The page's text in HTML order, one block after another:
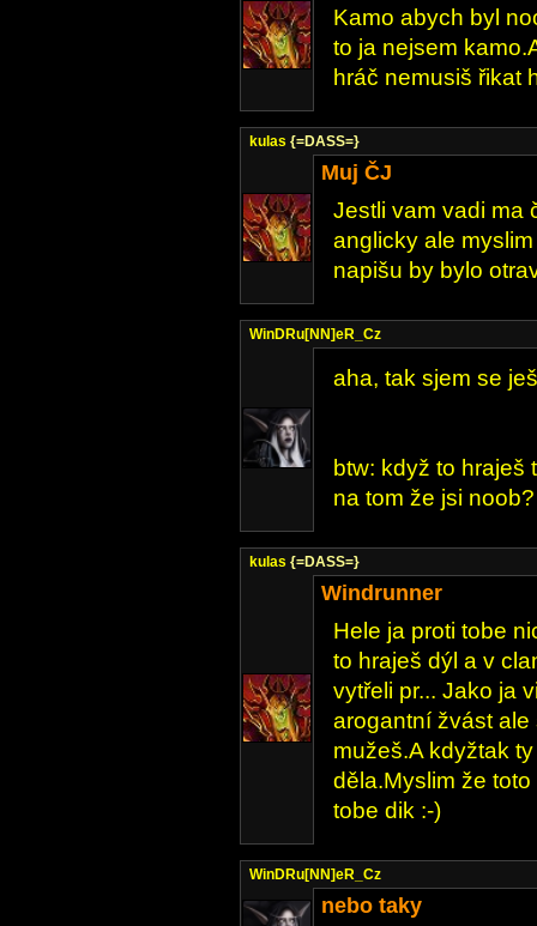
Kamo abych byl
to ja nejsem
hráč nemusiš řikat
kulas {=DASS=}
Muj ČJ
Jestli vam vadi ma
anglicky ale
napišu by bylo
WinDRu[NN]eR_Cz
aha, tak sjem se
btw: když to hraješ
na tom že jsi
kulas {=DASS=}
Windrunner
Hele ja proti tobe
to hraješ dýl a v
vytřeli pr... Jako ja
arogantní žvást ale
mužeš.A kdyžtak
děla.Myslim že
tobe dik :-)
WinDRu[NN]eR_Cz
nebo taky